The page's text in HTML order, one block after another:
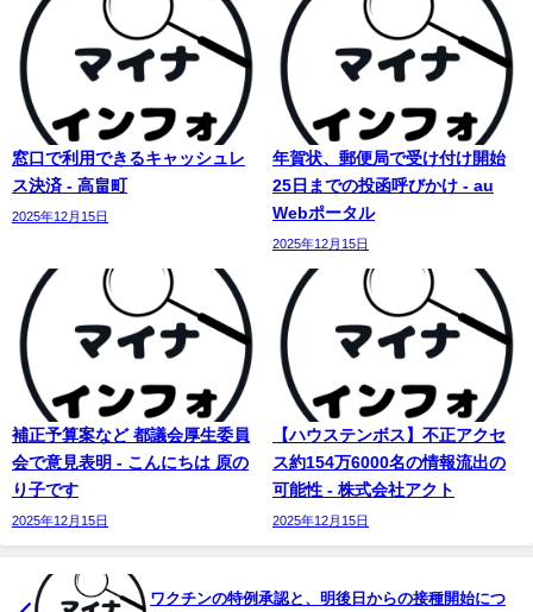
窓口で利用できるキャッシュレ
ス決済 - 高畠町
2025年12月15日
年賀状、郵便局で受け付け開始
25日までの投函呼びかけ - au
Webポータル
2025年12月15日
補正予算案など 都議会厚生委員
会で意見表明 - こんにちは 原の
り子です
2025年12月15日
【ハウステンボス】不正アクセ
ス約154万6000名の情報流出の
可能性 - 株式会社アクト
2025年12月15日
ワクチンの特例承認と、明後日からの接種開始につ